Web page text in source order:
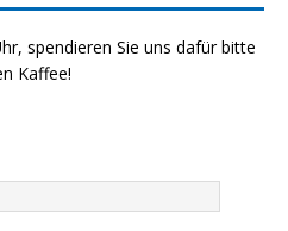
spendieren Sie uns dafür bitte
Kaffee!